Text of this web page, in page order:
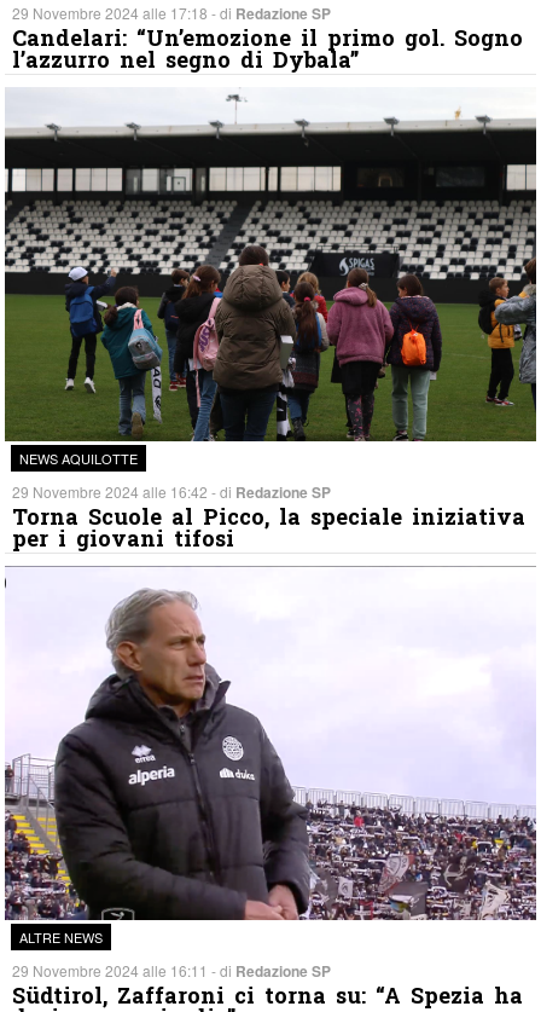
29 Novembre 2024 alle 17:18 - di Redazione SP
Candelari: “Un’emozione il primo gol. Sogno
l’azzurro nel segno di Dybala”
NEWS AQUILOTTE
29 Novembre 2024 alle 16:42 - di Redazione SP
Torna Scuole al Picco, la speciale iniziativa
per i giovani tifosi
ALTRE NEWS
29 Novembre 2024 alle 16:11 - di Redazione SP
Südtirol, Zaffaroni ci torna su: “A Spezia ha